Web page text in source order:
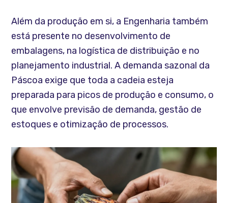
Além da produção em si, a Engenharia também
está presente no desenvolvimento de
embalagens, na logística de distribuição e no
planejamento industrial. A demanda sazonal da
Páscoa exige que toda a cadeia esteja
preparada para picos de produção e consumo, o
que envolve previsão de demanda, gestão de
estoques e otimização de processos.